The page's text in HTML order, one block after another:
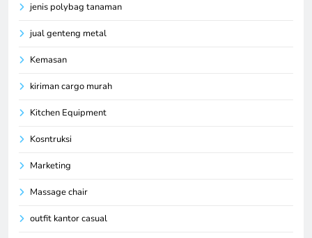
jenis polybag tanaman
jual genteng metal
Kemasan
kiriman cargo murah
Kitchen Equipment
Kosntruksi
Marketing
Massage chair
outfit kantor casual